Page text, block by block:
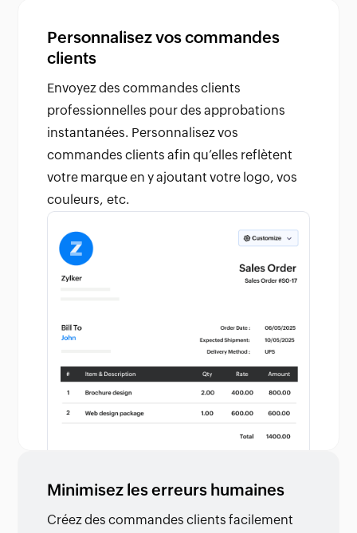
Personnalisez vos commandes
clients
Envoyez des commandes clients
professionnelles pour des approbations
instantanées. Personnalisez vos
commandes clients afin qu’elles reflètent
votre marque en y ajoutant votre logo, vos
couleurs, etc.
Minimisez les erreurs humaines
Créez des commandes clients facilement